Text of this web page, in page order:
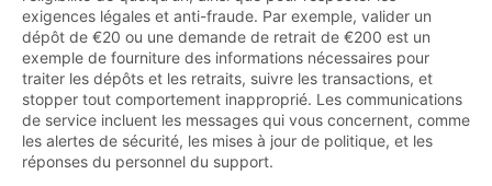
exigences légales et anti-fraude. Par exemple, valider un
dépôt de €20 ou une demande de retrait de €200 est un
exemple de fourniture des informations nécessaires pour
traiter les dépôts et les retraits, suivre les transactions, et
stopper tout comportement inapproprié. Les communications
de service incluent les messages qui vous concernent, comme
les alertes de sécurité, les mises à jour de politique, et les
réponses du personnel du support.